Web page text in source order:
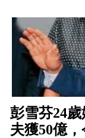
彭雪芬24
夫獲50億